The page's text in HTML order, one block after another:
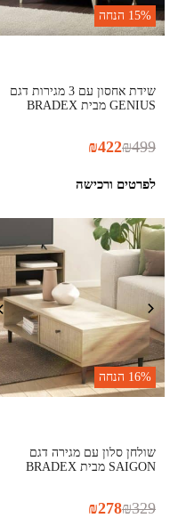
15% הנחה
שידת אחסון עם 3 מגירות דגם
GENIUS מבית BRADEX
₪499
₪422
לפרטים ורכישה
16% הנחה
שולחן סלון עם מגירה דגם
SAIGON מבית BRADEX
₪329
₪278